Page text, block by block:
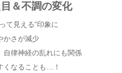
＆不調の変化
て見える”印象に
かさが減少
自律神経の乱れにも関係
くなることも…！